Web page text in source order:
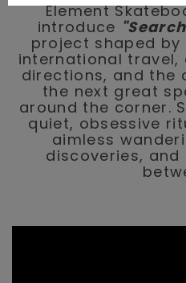
Element
introduce
project shaped
international travel,
directions, and the
the next great
around the corner.
quiet, obsessive
aimless
discoveries,